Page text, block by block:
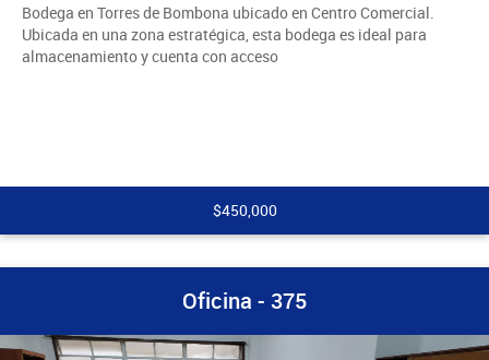
Bodega en Torres de Bombona ubicado en Centro Comercial.
Ubicada en una zona estratégica, esta bodega es ideal para
almacenamiento y cuenta con acceso
$450,000
Oficina - 375